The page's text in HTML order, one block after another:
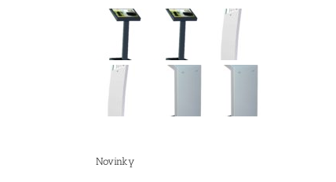
Novinky